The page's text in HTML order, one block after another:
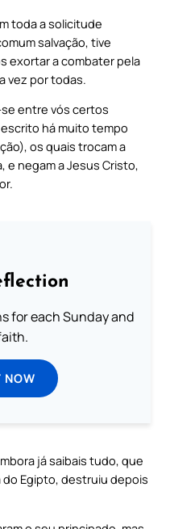
toda a solicitude
salvação, tive
exortar a combater pela
vez por todas.
entre vós certos
há muito tempo
os quais trocam a
e negam a Jesus Cristo,
for each Sunday and
NOW
já saibais tudo, que
Egipto, destruiu depois